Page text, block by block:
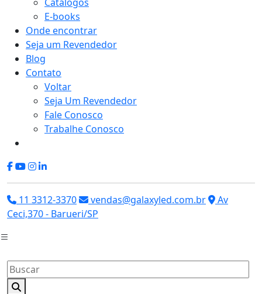
E-books
Onde encontrar
Seja um Revendedor
Blog
Contato
Voltar
Seja Um Revendedor
Fale Conosco
Trabalhe Conosco
11 3312-3370 vendas@galaxyled.com.br
Av
Ceci,370 - Barueri/SP